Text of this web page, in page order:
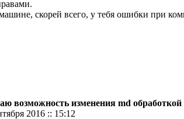
скорей всего, у тебя ошибки при
возможность изменения md обработкой
2016 :: 15:12